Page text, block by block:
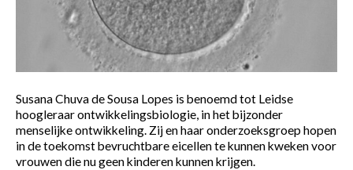
Susana Chuva de Sousa Lopes is benoemd tot Leidse
hoogleraar ontwikkelingsbiologie, in het bijzonder
menselijke ontwikkeling. Zij en haar onderzoeksgroep hopen
in de toekomst bevruchtbare eicellen te kunnen kweken voor
vrouwen die nu geen kinderen kunnen krijgen.